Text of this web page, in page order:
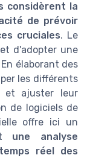
considèrent la
de prévoir
cruciales. Le
d'adopter une
élaborant des
les différents
et ajuster leur
de logiciels de
offre ici un
une analyse
réel des